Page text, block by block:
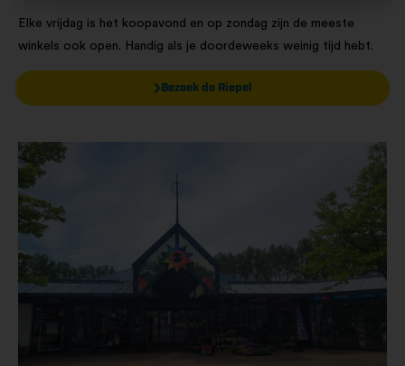
Elke vrijdag is het koopavond en op zondag zijn de meeste
winkels ook open. Handig als je doordeweeks weinig tijd hebt.
Bezoek de Riepel